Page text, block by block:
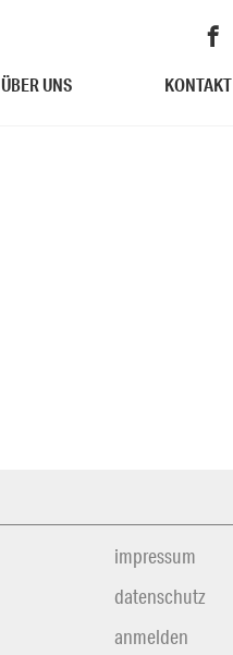
ÜBER UNS KONTAKT
impressum
datenschutz
anmelden